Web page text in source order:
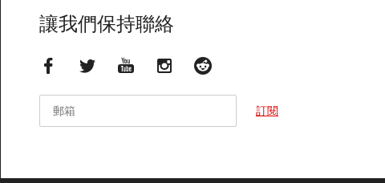
讓我們保持聯絡
郵箱
郵箱
訂閱